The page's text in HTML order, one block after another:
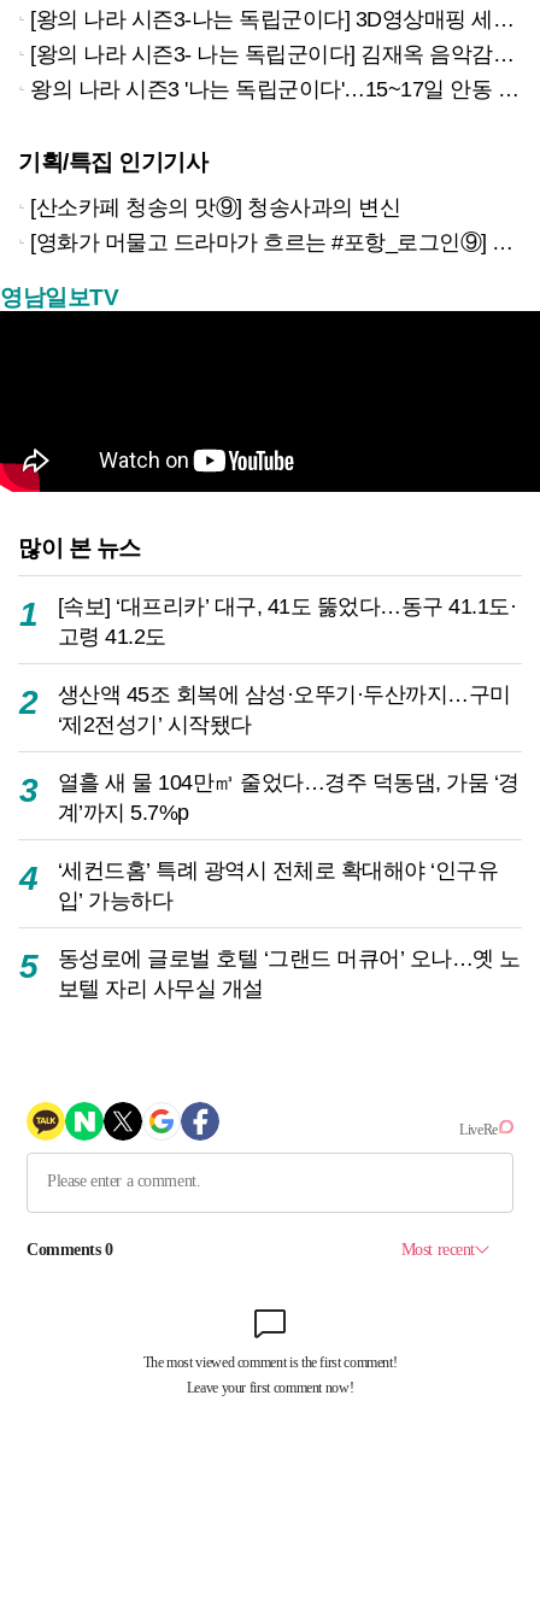
[왕의 나라 시즌3-나는 독립군이다] 3D영상매핑 세바스티앙 "현대적 감성 감각 첨가해 한국의 전통미 재구성"
[왕의 나라 시즌3- 나는 독립군이다] 김재옥 음악감독 "독립 의지를 선율로…깊은 감동 울림주고자 노력"
왕의 나라 시즌3 '나는 독립군이다'…15~17일 안동 탈춤축제장서 공연
기획/특집 인기기사
[산소카페 청송의 맛⑨] 청송사과의 변신
[영화가 머물고 드라마가 흐르는 #포항_로그인⑨] 하루 끝의 조용한 여운을 느끼고 싶을 때 ‘월포역’
영남일보TV
많이 본 뉴스
1
[속보] ‘대프리카’ 대구, 41도 뚫었다…동구 41.1도·
고령 41.2도
2
생산액 45조 회복에 삼성·오뚜기·두산까지…구미
‘제2전성기’ 시작됐다
3
열흘 새 물 104만㎥ 줄었다…경주 덕동댐, 가뭄 ‘경
계’까지 5.7%p
4
‘세컨드홈’ 특례 광역시 전체로 확대해야 ‘인구유
입’ 가능하다
5
동성로에 글로벌 호텔 ‘그랜드 머큐어’ 오나…옛 노
보텔 자리 사무실 개설